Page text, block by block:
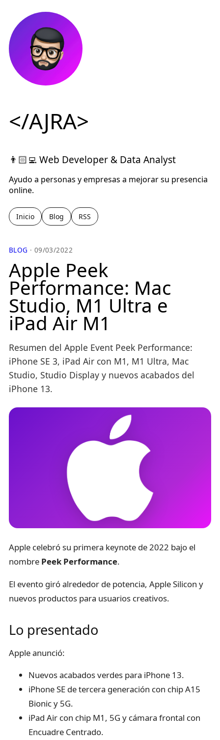
</AJRA>
👨🏻‍💻 Web Developer & Data Analyst
Ayudo a personas y empresas a mejorar su presencia
online.
Inicio Blog RSS
BLOG · 09/03/2022
Apple Peek
Performance: Mac
Studio, M1 Ultra e
iPad Air M1
Resumen del Apple Event Peek Performance:
iPhone SE 3, iPad Air con M1, M1 Ultra, Mac
Studio, Studio Display y nuevos acabados del
iPhone 13.
Apple celebró su primera keynote de 2022 bajo el
nombre Peek Performance.
El evento giró alrededor de potencia, Apple Silicon y
nuevos productos para usuarios creativos.
Lo presentado
Apple anunció:
Nuevos acabados verdes para iPhone 13.
iPhone SE de tercera generación con chip A15
Bionic y 5G.
iPad Air con chip M1, 5G y cámara frontal con
Encuadre Centrado.